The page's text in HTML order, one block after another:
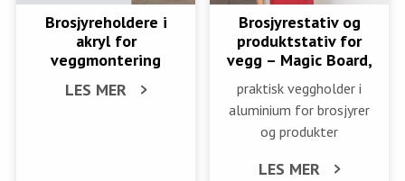
Brosjyreholdere i
akryl for
veggmontering
LES MER
Brosjyrestativ og
produktstativ for
vegg – Magic Board,
praktisk veggholder i
aluminium for brosjyrer
og produkter
LES MER